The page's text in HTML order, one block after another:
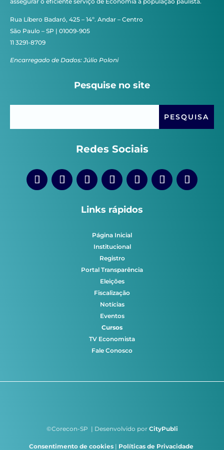
Rua Líbero Badaró, 425 – 14º. Andar – Centro
São Paulo – SP | 01009-905
11 3291-8709
Encarregado de Dados: Júlio Poloni
Pesquise no site
Redes Sociais
Links rápidos
Página Inicial
Institucional
Registro
Portal Transparência
Eleições
Fiscalização
Notícias
Eventos
Cursos
TV Economista
Fale Conosco
©Corecon-SP | Desenvolvido por CityPubli
Consentimento de cookies | Políticas de Privacidade